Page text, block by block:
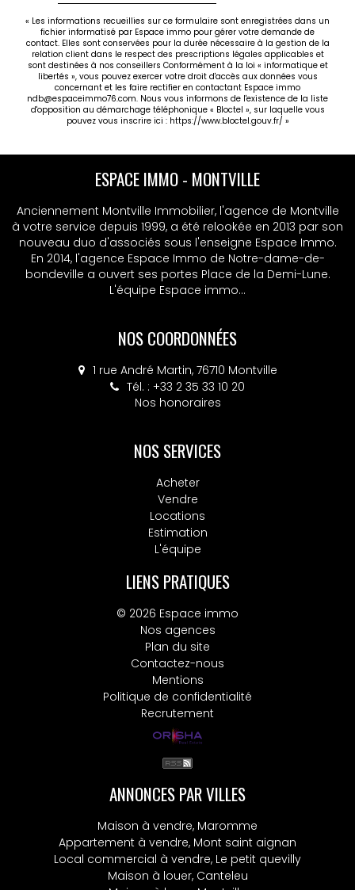
« Les informations recueillies sur ce formulaire sont enregistrées dans un
fichier informatisé par Espace immo pour gérer votre demande de
contact. Elles sont conservées pour la durée nécessaire à la gestion de la
relation client dans le respect des prescriptions légales applicables et
sont destinées à nos conseillers Conformément à la loi « informatique et
libertés », vous pouvez exercer votre droit d'accès aux données vous
concernant et les faire rectifier en contactant Espace immo
ndb@espaceimmo76.com. Nous vous informons de l'existence de la liste
d'opposition au démarchage téléphonique « Bloctel », sur laquelle vous
pouvez vous inscrire ici : https://www.bloctel.gouv.fr/ »
ESPACE IMMO - MONTVILLE
Anciennement Montville Immobilier, l'agence de Montville
à votre service depuis 1999, a été relookée en 2013 par son
nouveau duo d'associés sous l'enseigne Espace Immo.
En 2014, l'agence Espace Immo de Notre-dame-de-
bondeville a ouvert ses portes Place de la Demi-Lune.
L'équipe Espace immo...
NOS COORDONNÉES
1 rue André Martin, 76710 Montville
Tél. : +33 2 35 33 10 20
Nos honoraires
NOS SERVICES
Acheter
Vendre
Locations
Estimation
L'équipe
LIENS PRATIQUES
© 2026 Espace immo
Nos agences
Plan du site
Contactez-nous
Mentions
Politique de confidentialité
Recrutement
ANNONCES PAR VILLES
Maison à vendre, Maromme
Appartement à vendre, Mont saint aignan
Local commercial à vendre, Le petit quevilly
Maison à louer, Canteleu